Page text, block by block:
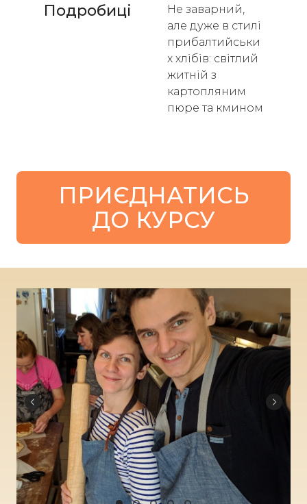
Подробиці
Не заварний,
але дуже в стилі
прибалтийськи
х хлібів: світлий
житній з
картопляним
пюре та кмином
ПРИЄДНАТИСЬ
ДО КУРСУ